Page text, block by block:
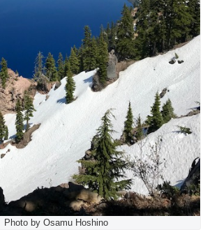
Photo by Osamu Hoshino